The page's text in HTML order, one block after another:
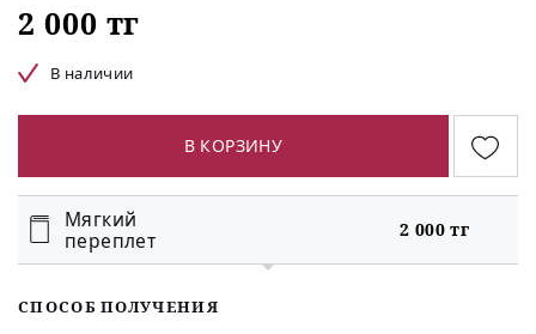
2 000 тг
В наличии
В КОРЗИНУ
Мягкий
переплет
2 000 тг
СПОСОБ ПОЛУЧЕНИЯ